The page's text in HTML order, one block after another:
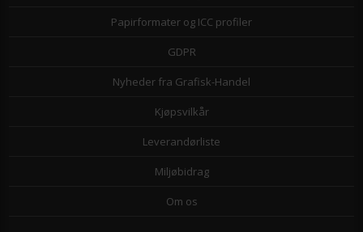
Papirformater og ICC profiler
GDPR
Nyheder fra Grafisk-Handel
Kjøpsvilkår
Leverandørliste
Miljøbidrag
Om os